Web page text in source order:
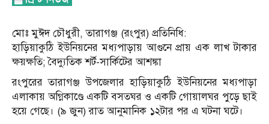
মোঃ মুঈদ চৌধুরী, তারাগঞ্জ (রংপুর) প্রতিনিধি:
হাড়িয়াকুঠি ইউনিয়নের মধ্যপাড়ায় আগুনে প্রায় এক লাখ টাকার
ক্ষয়ক্ষতি; বৈদ্যুতিক শর্ট-সার্কিটের আশঙ্কা
রংপুরের তারাগঞ্জ উপজেলার হাড়িয়াকুঠি ইউনিয়নের মধ্যপাড়া
এলাকায় অগ্নিকাণ্ডে একটি বসতঘর ও একটি গোয়ালঘর পুড়ে ছাই
হয়ে গেছে। (৯ জুন) রাত আনুমানিক ১২টার পর এ ঘটনা ঘটে।